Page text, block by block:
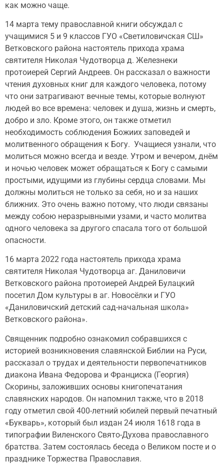
как можно чаще.
14 марта тему православной книги обсуждал с
учащимися 5 и 9 классов ГУО «Светиловичская СШ»
Ветковского района настоятель прихода храма
святителя Николая Чудотворца д. Железнеки
протоиерей Сергий Андреев. Он рассказал о важности
чтения духовных книг для каждого человека, потому
что они затрагивают вечные темы, которые волнуют
людей во все времена: человек и душа, жизнь и смерть,
добро и зло. Кроме этого, он также отметил
необходимость соблюдения Божиих заповедей и
молитвенного обращения к Богу. Учащиеся узнали, что
молиться можно всегда и везде. Утром и вечером, днём
и ночью человек может обращаться к Богу с самыми
простыми, идущими из глубины сердца словами. Мы
должны молиться не только за себя, но и за наших
ближних. Это очень важно потому, что люди связаны
между собою неразрывными узами, и часто молитва
одного человека за другого спасала того от большой
опасности.
16 марта 2022 года настоятель прихода храма
святителя Николая Чудотворца аг. Даниловичи
Ветковского района протоиерей Андрей Булацкий
посетил Дом культуры в аг. Новосёлки и ГУО
«Даниловичский детский сад-начальная школа»
Ветковского района».
Священник подробно ознакомил собравшихся с
историей возникновения славянской Библии на Руси,
рассказал о трудах и деятельности первопечатников
диакона Ивана Федорова и Франциска (Георгия)
Скорины, заложивших основы книгопечатания
славянских народов. Он напомнил также, что в 2018
году отметил свой 400-летний юбилей первый печатный
«Букварь», который был издан 24 июля 1618 года в
типографии Виленского Свято-Духова православного
братства. Затем состоялась беседа о Великом посте и о
празднике Торжества Православия.